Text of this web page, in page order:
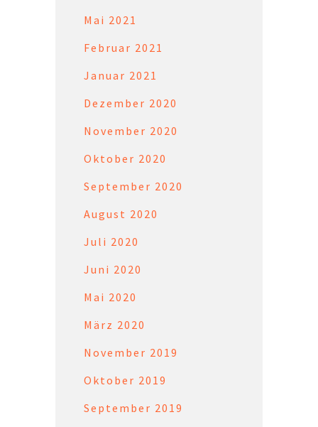
Mai 2021
Februar 2021
Januar 2021
Dezember 2020
November 2020
Oktober 2020
September 2020
August 2020
Juli 2020
Juni 2020
Mai 2020
März 2020
November 2019
Oktober 2019
September 2019